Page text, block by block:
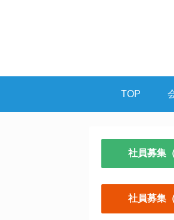
TOP
社員募集
社員募集